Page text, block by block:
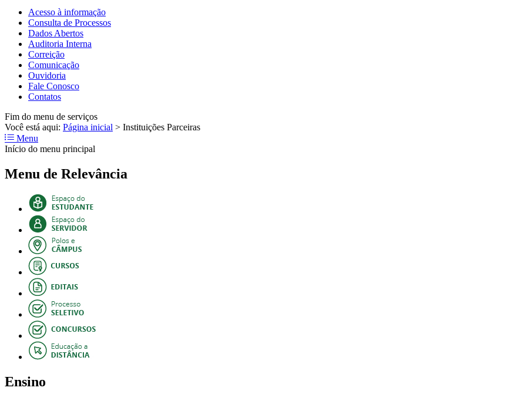
Acesso à informação
Consulta de Processos
Dados Abertos
Auditoria Interna
Correição
Comunicação
Ouvidoria
Fale Conosco
Contatos
Fim do menu de serviços
Você está aqui: Página inicial > Instituições Parceiras
Menu
Início do menu principal
Menu de Relevância
Ensino